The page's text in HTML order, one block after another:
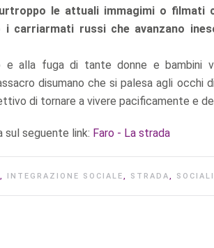
le attuali immagimi o filmati
carriarmati russi che avanzano
e alla fuga di tante donne e
disumano che si palesa agli
di tornare a vivere pacificamente e
seguente link: Faro - La strada
, INTEGRAZIONE SOCIALE, STRADA,